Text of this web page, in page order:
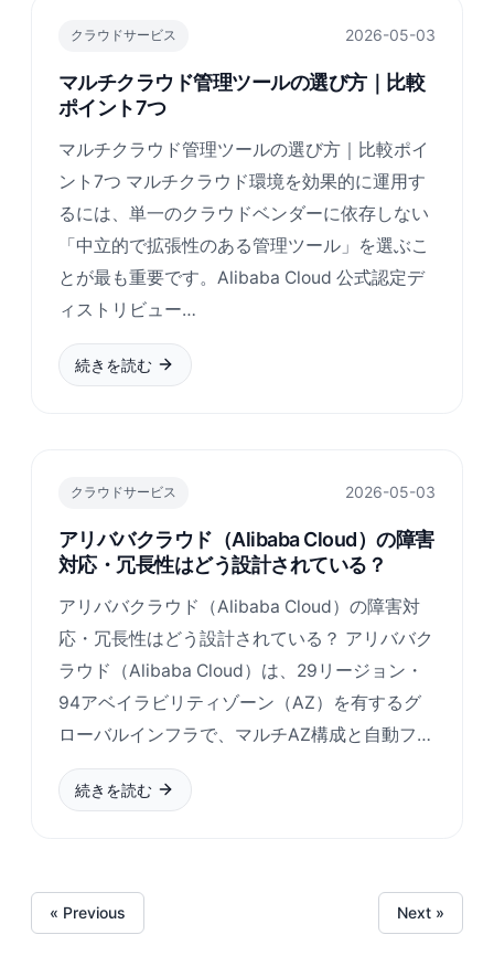
クラウドサービス 2026-05-03
マルチクラウド管理ツールの選び方｜比較
ポイント7つ
マルチクラウド管理ツールの選び方｜比較ポイ
ント7つ マルチクラウド環境を効果的に運用す
るには、単一のクラウドベンダーに依存しない
「中立的で拡張性のある管理ツール」を選ぶこ
とが最も重要です。Alibaba Cloud 公式認定デ
ィストリビュー…
続きを読む
クラウドサービス 2026-05-03
アリババクラウド（Alibaba Cloud）の障害
対応・冗長性はどう設計されている？
アリババクラウド（Alibaba Cloud）の障害対
応・冗長性はどう設計されている？ アリババク
ラウド（Alibaba Cloud）は、29リージョン・
94アベイラビリティゾーン（AZ）を有するグ
ローバルインフラで、マルチAZ構成と自動フ…
続きを読む
« Previous Next »